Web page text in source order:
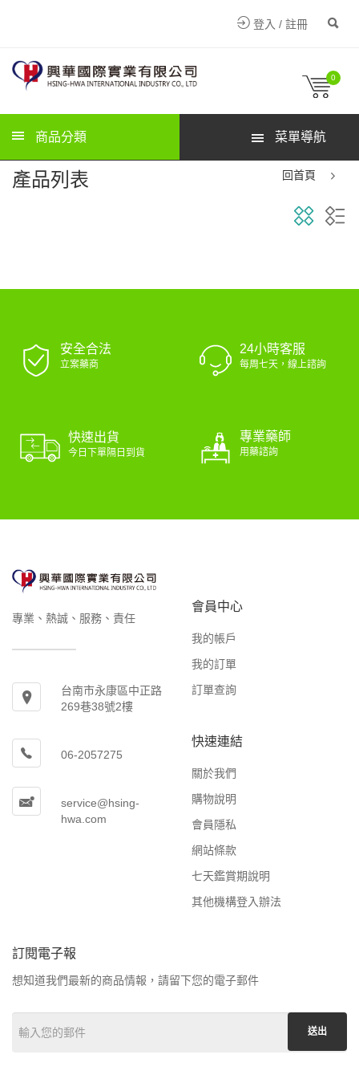
登入 / 註冊
0
商品分類 菜單導航
產品列表 回首頁
安全合法
立案藥商
24小時客服
每周七天，線上諮詢
快速出貨
今日下單隔日到貨
專業藥師
用藥諮詢
專業、熱誠、服務、責任
台南市永康區中正路
269巷38號2樓
06-2057275
service@hsing-
hwa.com
會員中心
我的帳戶
我的訂單
訂單查詢
快速連結
關於我們
購物說明
會員隱私
網站條款
七天鑑賞期說明
其他機構登入辦法
訂閱電子報
想知道我們最新的商品情報，請留下您的電子郵件
送出